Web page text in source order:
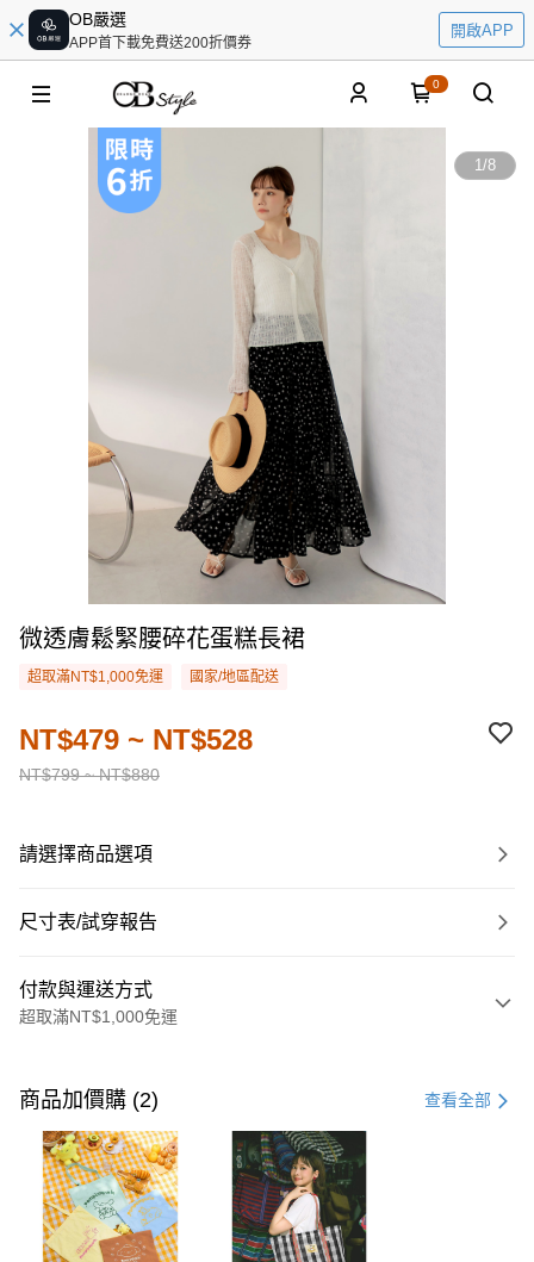
OB嚴選
APP首下載免費送200折價券
開啟APP
0
1/8
微透膚鬆緊腰碎花蛋糕長裙
超取滿NT$1,000免運 國家/地區配送
NT$799 ~ NT$880
NT$479 ~ NT$528
請選擇商品選項
尺寸表/試穿報告
付款與運送方式
超取滿NT$1,000免運
信用卡一次付款
購物金
超商取貨付款
LINE Pay
商品加價購 (2) 查看全部